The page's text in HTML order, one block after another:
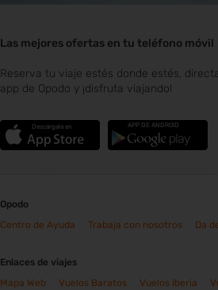
Las mejores ofertas en tu teléfono móvil
Reserva tu viaje estés donde estés,
app de Opodo y ¡disfruta viajando!
Descárgala en APP DE ANDROID
Opodo
Centro de Ayuda
Trabaja con nosotros Da
Enlaces de viajes
Mapa Web
Vuelos Baratos Vuelos Iberia